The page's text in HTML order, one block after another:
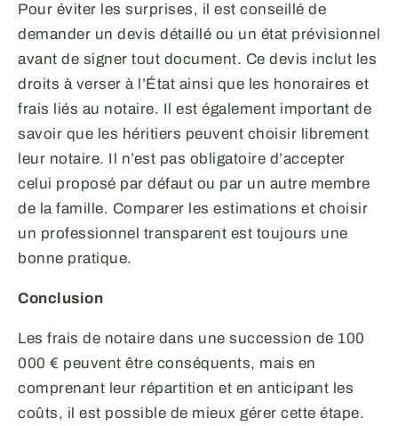
Pour éviter les surprises, il est conseillé de
demander un devis détaillé ou un état prévisionnel
avant de signer tout document. Ce devis inclut les
droits à verser à l’État ainsi que les honoraires et
frais liés au notaire. Il est également important de
savoir que les héritiers peuvent choisir librement
leur notaire. Il n’est pas obligatoire d’accepter
celui proposé par défaut ou par un autre membre
de la famille. Comparer les estimations et choisir
un professionnel transparent est toujours une
bonne pratique.
Conclusion
Les frais de notaire dans une succession de 100
000 € peuvent être conséquents, mais en
comprenant leur répartition et en anticipant les
coûts, il est possible de mieux gérer cette étape.